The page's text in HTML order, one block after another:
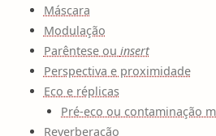
Máscara
Modulação
Parêntese ou insert
Perspectiva e proximidade
Eco e réplicas
Pré-eco ou contaminação
Reverberação